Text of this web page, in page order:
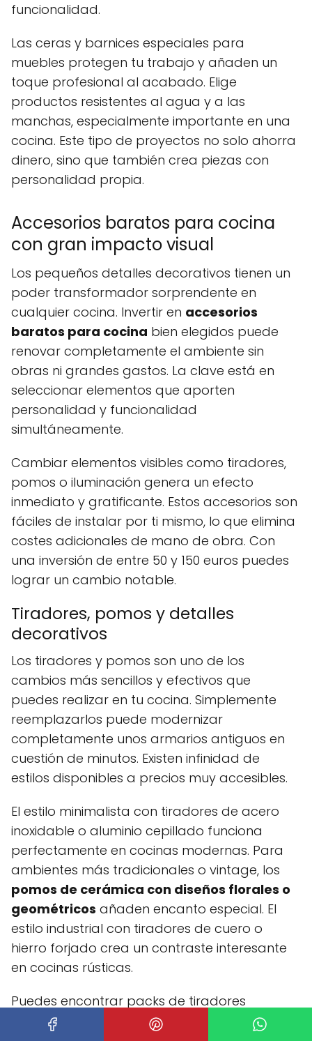
funcionalidad.
Las ceras y barnices especiales para
muebles protegen tu trabajo y añaden un
toque profesional al acabado. Elige
productos resistentes al agua y a las
manchas, especialmente importante en una
cocina. Este tipo de proyectos no solo ahorra
dinero, sino que también crea piezas con
personalidad propia.
Accesorios baratos para cocina
con gran impacto visual
Los pequeños detalles decorativos tienen un
poder transformador sorprendente en
cualquier cocina. Invertir en accesorios
baratos para cocina bien elegidos puede
renovar completamente el ambiente sin
obras ni grandes gastos. La clave está en
seleccionar elementos que aporten
personalidad y funcionalidad
simultáneamente.
Cambiar elementos visibles como tiradores,
pomos o iluminación genera un efecto
inmediato y gratificante. Estos accesorios son
fáciles de instalar por ti mismo, lo que elimina
costes adicionales de mano de obra. Con
una inversión de entre 50 y 150 euros puedes
lograr un cambio notable.
Tiradores, pomos y detalles
decorativos
Los tiradores y pomos son uno de los
cambios más sencillos y efectivos que
puedes realizar en tu cocina. Simplemente
reemplazarlos puede modernizar
completamente unos armarios antiguos en
cuestión de minutos. Existen infinidad de
estilos disponibles a precios muy accesibles.
El estilo minimalista con tiradores de acero
inoxidable o aluminio cepillado funciona
perfectamente en cocinas modernas. Para
ambientes más tradicionales o vintage, los
pomos de cerámica con diseños florales o
geométricos añaden encanto especial. El
estilo industrial con tiradores de cuero o
hierro forjado crea un contraste interesante
en cocinas rústicas.
Puedes encontrar packs de tiradores
económicos en ferreterías locales, tiendas de